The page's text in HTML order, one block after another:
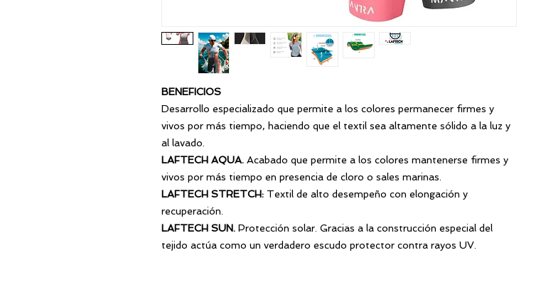
BENEFICIOS
Desarrollo especializado que permite a los colores permanecer firmes y
vivos por más tiempo, haciendo que el textil sea altamente sólido a la luz y
al lavado.
LAFTECH AQUA. Acabado que permite a los colores mantenerse firmes y
vivos por más tiempo en presencia de cloro o sales marinas.
LAFTECH STRETCH: Textil de alto desempeño con elongación y
recuperación.
LAFTECH SUN. Protección solar. Gracias a la construcción especial del
tejido actúa como un verdadero escudo protector contra rayos UV.